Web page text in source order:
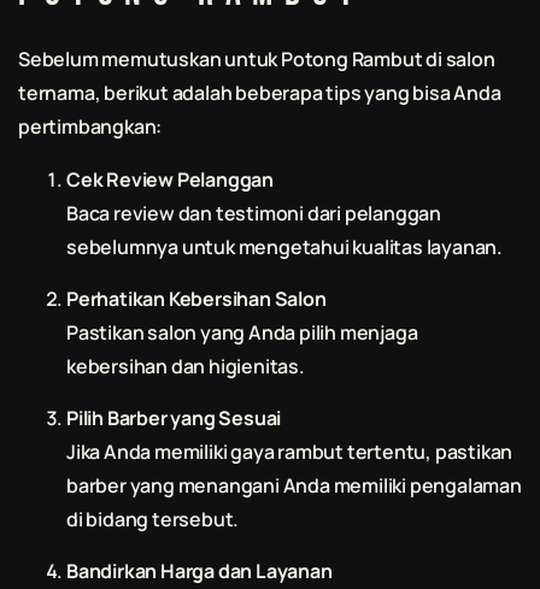
Sebelum memutuskan untukPotong Rambutdi salon
ternama, berikut adalah beberapa tips yang bisa Anda
pertimbangkan:
Cek Review Pelanggan
Baca review dan testimoni dari pelanggan
sebelumnya untuk mengetahui kualitas layanan.
Perhatikan Kebersihan Salon
Pastikan salon yang Anda pilih menjaga
kebersihan dan higienitas.
Pilih Barber yang Sesuai
Jika Anda memiliki gaya rambut tertentu, pastikan
barber yang menangani Anda memiliki pengalaman
di bidang tersebut.
Bandirkan Harga dan Layanan